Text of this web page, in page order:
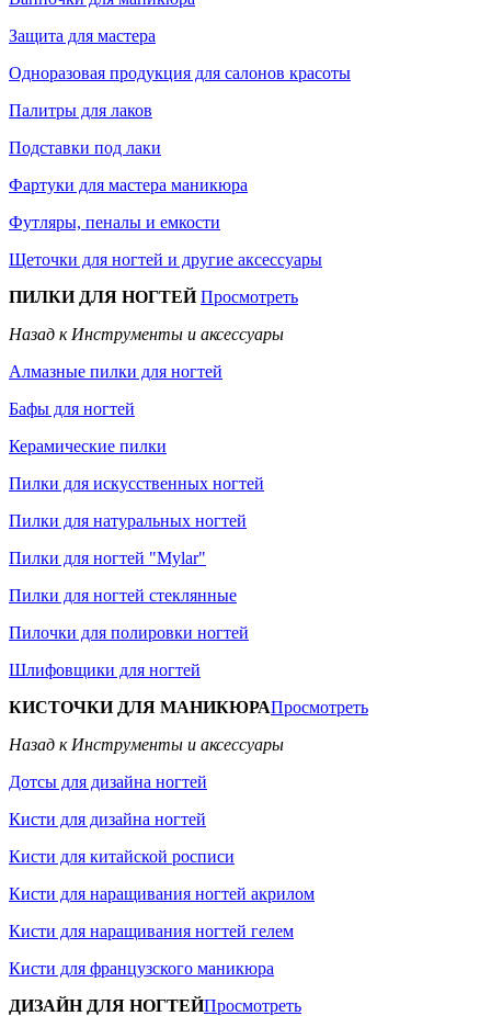
Защита для мастера
Одноразовая продукция для салонов красоты
Палитры для лаков
Подставки под лаки
Фартуки для мастера маникюра
Футляры, пеналы и емкости
Щеточки для ногтей и другие аксессуары
ПИЛКИ ДЛЯ НОГТЕЙПросмотреть
Назад к Инструменты и аксессуары
Алмазные пилки для ногтей
Бафы для ногтей
Керамические пилки
Пилки для искусственных ногтей
Пилки для натуральных ногтей
Пилки для ногтей "Mylar"
Пилки для ногтей стеклянные
Пилочки для полировки ногтей
Шлифовщики для ногтей
КИСТОЧКИ ДЛЯ МАНИКЮРАПросмотреть
Назад к Инструменты и аксессуары
Дотсы для дизайна ногтей
Кисти для дизайна ногтей
Кисти для китайской росписи
Кисти для наращивания ногтей акрилом
Кисти для наращивания ногтей гелем
Кисти для французского маникюра
ДИЗАЙН ДЛЯ НОГТЕЙПросмотреть